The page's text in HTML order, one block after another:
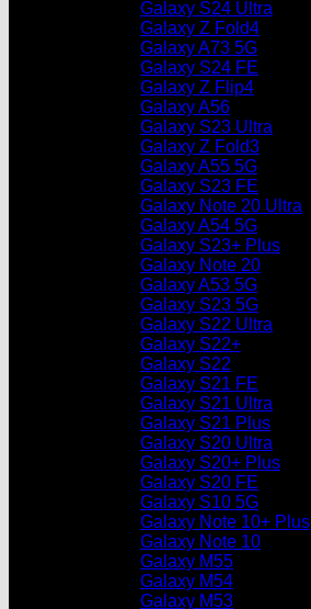
Galaxy S24 Ultra
Galaxy Z Fold4
Galaxy A73 5G
Galaxy S24 FE
Galaxy Z Flip4
Galaxy A56
Galaxy S23 Ultra
Galaxy Z Fold3
Galaxy A55 5G
Galaxy S23 FE
Galaxy Note 20 Ultra
Galaxy A54 5G
Galaxy S23+ Plus
Galaxy Note 20
Galaxy A53 5G
Galaxy S23 5G
Galaxy S22 Ultra
Galaxy S22+
Galaxy S22
Galaxy S21 FE
Galaxy S21 Ultra
Galaxy S21 Plus
Galaxy S20 Ultra
Galaxy S20+ Plus
Galaxy S20 FE
Galaxy S10 5G
Galaxy Note 10+ Plus
Galaxy Note 10
Galaxy M55
Galaxy M54
Galaxy M53